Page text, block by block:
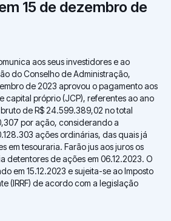
15 de dezembro de
aos seus investidores e ao
do Conselho de Administração,
de 2023 aprovou o pagamento aos
capital próprio (JCP), referentes ao ano
de R$ 24.599.389,02 no total
por ação, considerando a
ações ordinárias, das quais já
em tesouraria. Farão jus aos juros os
detentores de ações em 06.12.2023. O
em 15.12.2023 e sujeita-se ao Imposto
(IRRF) de acordo com a legislação